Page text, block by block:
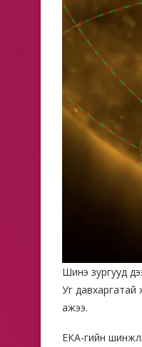
Шинэ зургууд
Уг давхаргатай
ажээ.
ЕКА-гийн